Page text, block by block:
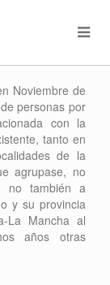
Noviembre de
personas por
con la
tanto en
de la
agrupase, no
no también a
y su provincia
La Mancha al
años otras